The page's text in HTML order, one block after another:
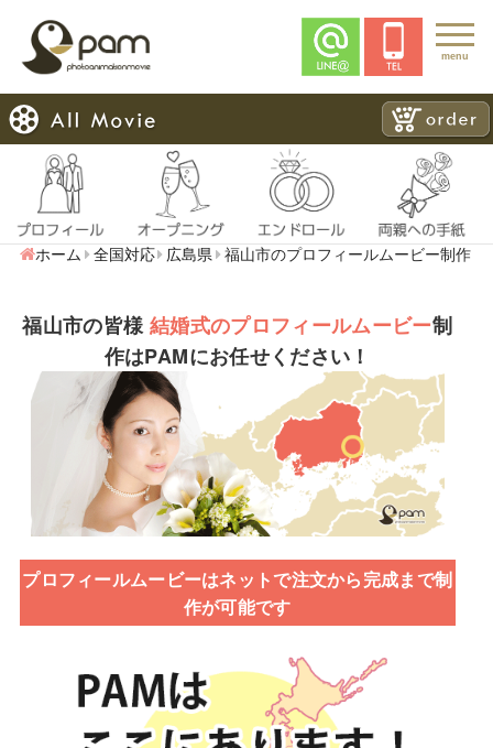
menu
ホーム 全国対応 広島県 福山市のプロフィールムービー制作
福山市の皆様結婚式のプロフィールムービー制
作はPAMにお任せください！
プロフィールムービーはネットで注文から完成まで制
作が可能です